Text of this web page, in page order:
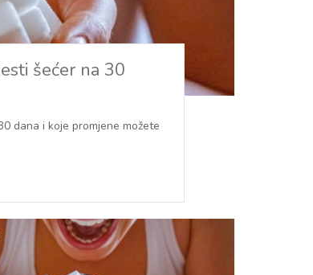
šećer na 30
dana i koje promjene možete